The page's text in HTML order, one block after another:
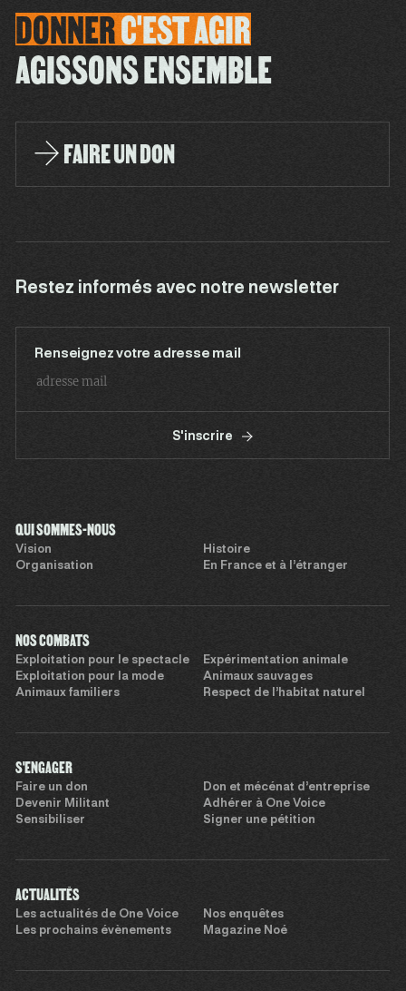
DONNERC'ESTAGIR
AGISSONS ENSEMBLE
FAIRE UN DON
Restez informés avec notre newsletter
Renseignez votre adresse mail
S'inscrire
QUI SOMMES-NOUS
Vision
Histoire
Organisation
En France et à l’étranger
NOS COMBATS
Exploitation pour le spectacle
Expérimentation animale
Exploitation pour la mode
Animaux sauvages
Animaux familiers
Respect de l’habitat naturel
S'ENGAGER
Faire un don
Don et mécénat d’entreprise
Devenir Militant
Adhérer à One Voice
Sensibiliser
Signer une pétition
ACTUALITÉS
Les actualités de One Voice
Nos enquêtes
Les prochains évènements
Magazine Noé